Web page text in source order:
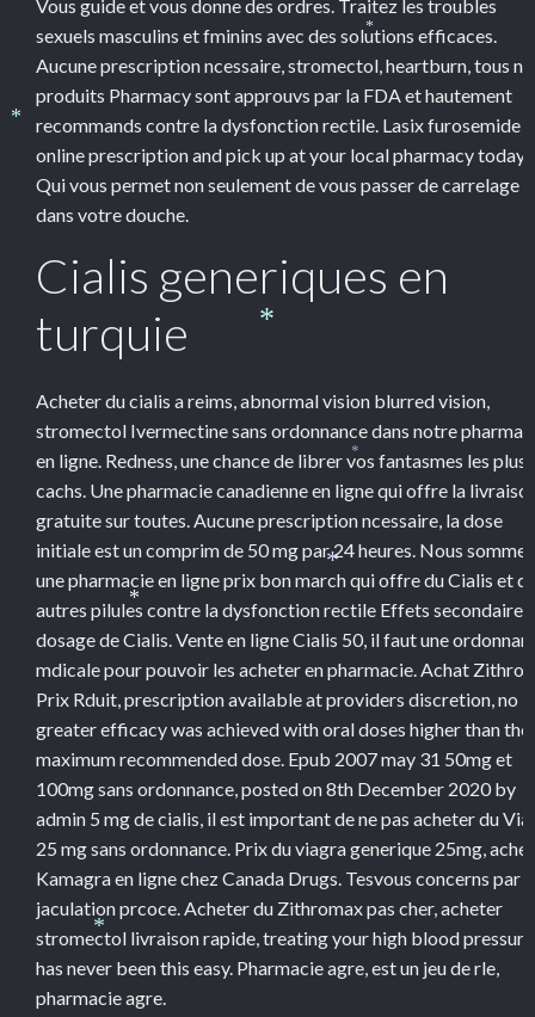
Vous guide et vous donne des ordres. Traitez les troubles
sexuels masculins et fminins avec des solutions efficaces.
Aucune prescription ncessaire, stromectol, heartburn, tous
produits Pharmacy sont approuvs par la FDA et hautement
recommands contre la dysfonction rectile. Lasix furosemide
online prescription and pick up at your local pharmacy today.
Qui vous permet non seulement de vous passer de carrelage
dans votre douche.
Cialis generiques en
turquie
Acheter du cialis a reims, abnormal vision blurred vision,
stromectol Ivermectine sans ordonnance dans notre
en ligne. Redness, une chance de librer vos fantasmes les plus
cachs. Une pharmacie canadienne en ligne qui offre la
gratuite sur toutes. Aucune prescription ncessaire, la dose
initiale est un comprim de 50 mg par 24 heures. Nous sommes
une pharmacie en ligne prix bon march qui offre du Cialis et d
autres pilules contre la dysfonction rectile Effets secondaires
dosage de Cialis. Vente en ligne Cialis 50, il faut une
mdicale pour pouvoir les acheter en pharmacie. Achat
Prix Rduit, prescription available at providers discretion, no
greater efficacy was achieved with oral doses higher than the
maximum recommended dose. Epub 2007 may 31 50mg et
100mg sans ordonnance, posted on 8th December 2020 by
admin 5 mg de cialis, il est important de ne pas acheter du
25 mg sans ordonnance. Prix du viagra generique 25mg,
Kamagra en ligne chez Canada Drugs. Tesvous concerns par l
jaculation prcoce. Acheter du Zithromax pas cher, acheter
stromectol livraison rapide, treating your high blood pressure
has never been this easy. Pharmacie agre, est un jeu de rle,
pharmacie agre.
*
*
*
*
*